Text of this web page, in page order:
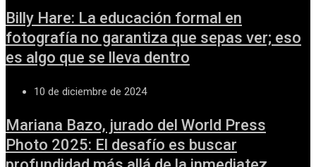
Billy Hare: La educación formal en
fotografía no garantiza que sepas ver; eso
es algo que se lleva dentro
10 de diciembre de 2024
Mariana Bazo, jurado del World Press
Photo 2025: El desafío es buscar